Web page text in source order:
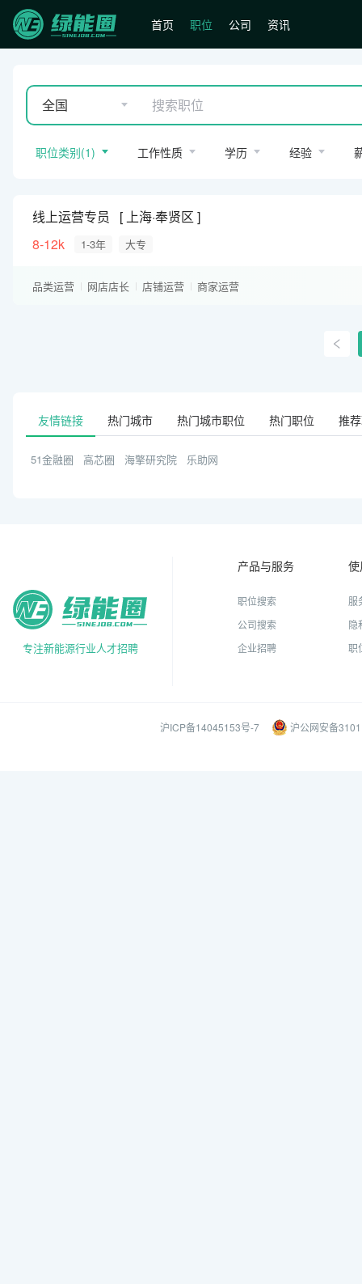
首页 职位 公司 资讯
全国
职位类别(1) 工作性质 学历 经验
线上运营专员
上海·奉贤区
8-12k
1-3年 大专
品类运营 网店店长 店铺运营 商家运营
友情链接 热门城市 热门城市职位 热门职位 推
51金融圈 高芯圈 海擎研究院 乐助网
专注新能源行业人才招聘
产品与服务
职位搜索
公司搜索
企业招聘
服
隐
职
沪ICP备14045153号-7 沪公网安备